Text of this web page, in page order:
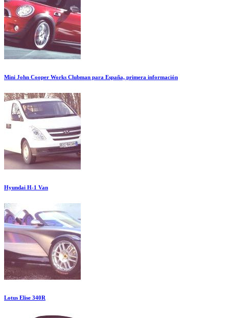
Mini John Cooper Works Clubman para España, primera información
Hyundai H-1 Van
Lotus Elise 340R